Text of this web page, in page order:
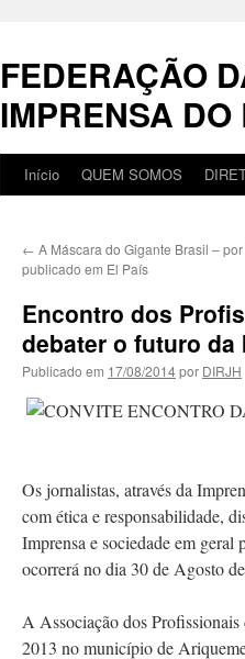
conteúdo
FEDERAÇÃO
IMPRENSA
Início QUEM SOMOS
← A Máscara do Gigante Brasil –
publicado em El País
Encontro dos
debater o futuro da
Publicado em 17/08/2014por DIRJH
Os jornalistas, através da
com ética e responsabilidade,
Imprensa e sociedade em
ocorrerá no dia 30 de Agosto
A Associação dos
2013 no município de